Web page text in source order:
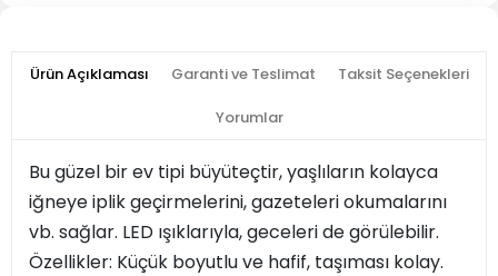
Ürün Açıklaması Garanti ve Teslimat Taksit Seçenekleri
Yorumlar
Bu güzel bir ev tipi büyüteçtir, yaşlıların kolayca
iğneye iplik geçirmelerini, gazeteleri okumalarını
vb. sağlar. LED ışıklarıyla, geceleri de görülebilir.
Özellikler: Küçük boyutlu ve hafif, taşıması kolay.